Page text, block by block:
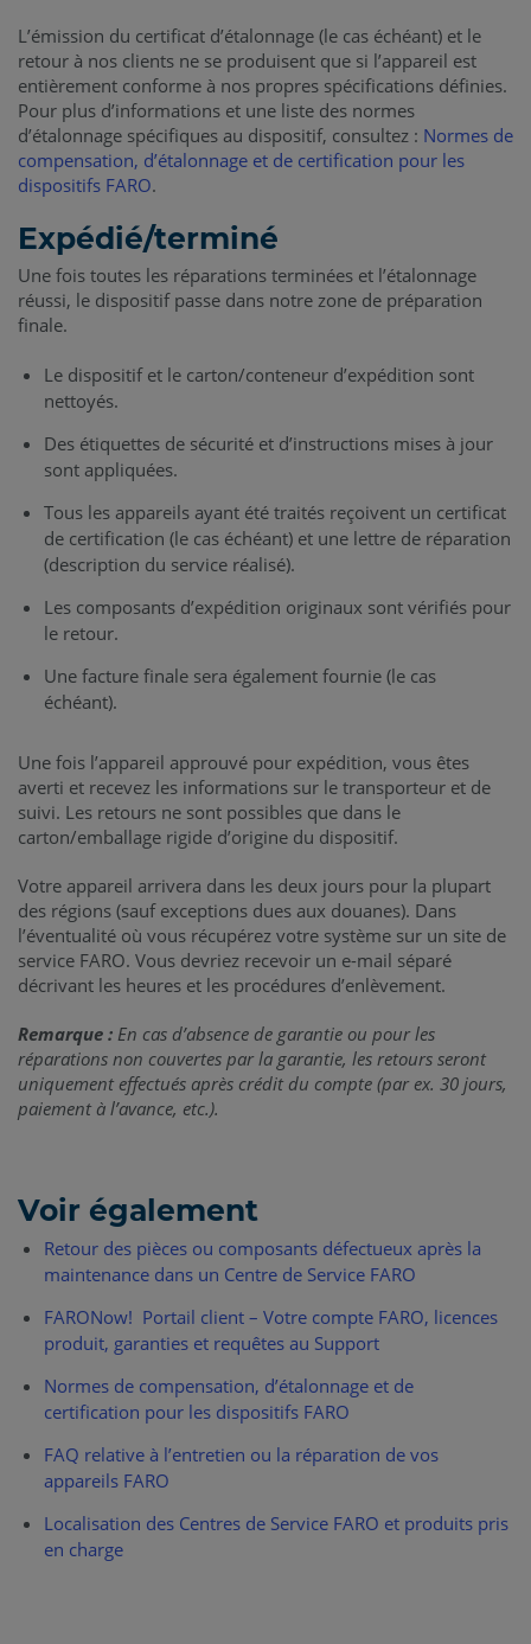
L’émission du certificat d’étalonnage (le cas échéant) et le
retour à nos clients ne se produisent que si l’appareil est
entièrement conforme à nos propres spécifications définies.
Pour plus d’informations et une liste des normes
d’étalonnage spécifiques au dispositif, consultez : Normes de
compensation, d’étalonnage et de certification pour les
dispositifs FARO.
Expédié/terminé
Une fois toutes les réparations terminées et l’étalonnage
réussi, le dispositif passe dans notre zone de préparation
finale.
Le dispositif et le carton/conteneur d’expédition sont
nettoyés.
Des étiquettes de sécurité et d’instructions mises à jour
sont appliquées.
Tous les appareils ayant été traités reçoivent un certificat
de certification (le cas échéant) et une lettre de réparation
(description du service réalisé).
Les composants d’expédition originaux sont vérifiés pour
le retour.
Une facture finale sera également fournie (le cas
échéant).
Une fois l’appareil approuvé pour expédition, vous êtes
averti et recevez les informations sur le transporteur et de
suivi. Les retours ne sont possibles que dans le
carton/emballage rigide d’origine du dispositif.
Votre appareil arrivera dans les deux jours pour la plupart
des régions (sauf exceptions dues aux douanes). Dans
l’éventualité où vous récupérez votre système sur un site de
service FARO. Vous devriez recevoir un e-mail séparé
décrivant les heures et les procédures d’enlèvement.
Remarque : En cas d’absence de garantie ou pour les
réparations non couvertes par la garantie, les retours seront
uniquement effectués après crédit du compte (par ex. 30 jours,
paiement à l’avance, etc.).
Voir également
Retour des pièces ou composants défectueux après la
maintenance dans un Centre de Service FARO
FARONow! Portail client – Votre compte FARO, licences
produit, garanties et requêtes au Support
Normes de compensation, d’étalonnage et de
certification pour les dispositifs FARO
FAQ relative à l’entretien ou la réparation de vos
appareils FARO
Localisation des Centres de Service FARO et produits pris
en charge